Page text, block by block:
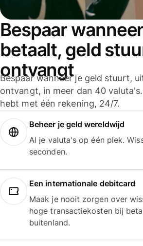
Bespaar
betaalt, geld
ontvangt
Bespaar wanneer je geld stuurt,
ontvangt, in meer dan 40
hebt met één rekening, 24/7.
Beheer je geld wereldwijd
Al je valuta's op één plek.
seconden.
Een internationale debitcard
Maak je nooit zorgen over
hoge transactiekosten bij
buitenland.